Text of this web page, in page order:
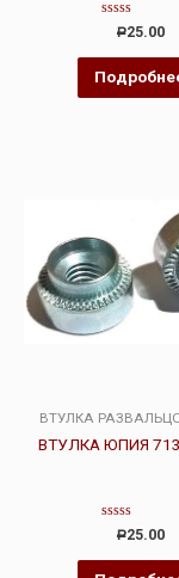
Оценка
из
5
Р25.00
ВТУЛКА
ВТУЛКА ЮПИЯ
Оценка
из
5
Р25.00